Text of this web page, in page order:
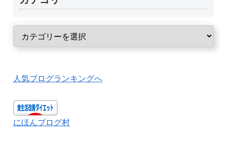
人気ブログランキングへ
にほんブログ村